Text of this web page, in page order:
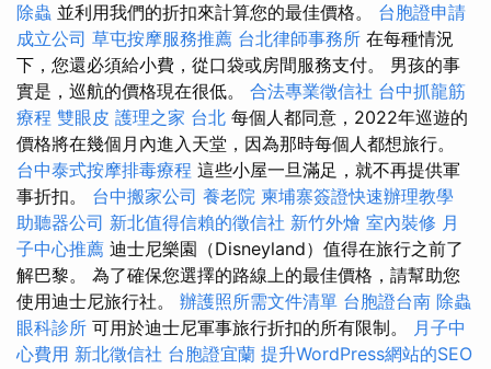
除蟲 並利用我們的折扣來計算您的最佳價格。 台胞證申請
成立公司 草屯按摩服務推薦 台北律師事務所 在每種情況
下，您還必須給小費，從口袋或房間服務支付。 男孩的事
實是，巡航的價格現在很低。 合法專業徵信社 台中抓龍筋
療程 雙眼皮 護理之家 台北 每個人都同意，2022年巡遊的
價格將在幾個月內進入天堂，因為那時每個人都想旅行。
台中泰式按摩排毒療程 這些小屋一旦滿足，就不再提供軍
事折扣。 台中搬家公司 養老院 柬埔寨簽證快速辦理教學
助聽器公司 新北值得信賴的徵信社 新竹外燴 室內裝修 月
子中心推薦 迪士尼樂園（Disneyland）值得在旅行之前了
解巴黎。 為了確保您選擇的路線上的最佳價格，請幫助您
使用迪士尼旅行社。 辦護照所需文件清單 台胞證台南 除蟲
眼科診所 可用於迪士尼軍事旅行折扣的所有限制。 月子中
心費用 新北徵信社 台胞證宜蘭 提升WordPress網站的SEO